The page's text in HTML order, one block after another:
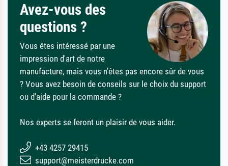
Avez-vous des
questions ?
Vous êtes intéressé par une
impression d'art de notre
manufacture, mais vous n'êtes pas encore sûr de vous
? Vous avez besoin de conseils sur le choix du support
ou d'aide pour la commande ?
Nos experts se feront un plaisir de vous aider.
+43 4257 29415
support@meisterdrucke.com